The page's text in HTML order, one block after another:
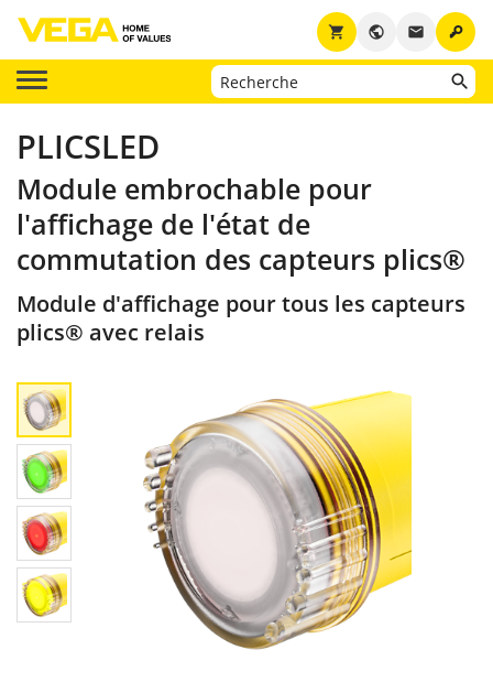
key
email
public
shopping_cart
PLICSLED
Module embrochable pour
l'affichage de l'état de
commutation des capteurs plics®
Module d'affichage pour tous les capteurs
plics® avec relais